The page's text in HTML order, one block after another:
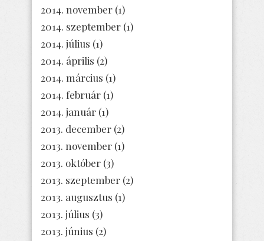
2014. november (1)
2014. szeptember (1)
2014. július (1)
2014. április (2)
2014. március (1)
2014. február (1)
2014. január (1)
2013. december (2)
2013. november (1)
2013. október (3)
2013. szeptember (2)
2013. augusztus (1)
2013. július (3)
2013. június (2)